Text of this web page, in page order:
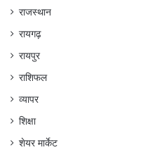
राजस्थान
रायगढ़
रायपुर
राशिफल
व्यापर
शिक्षा
शेयर मार्केट